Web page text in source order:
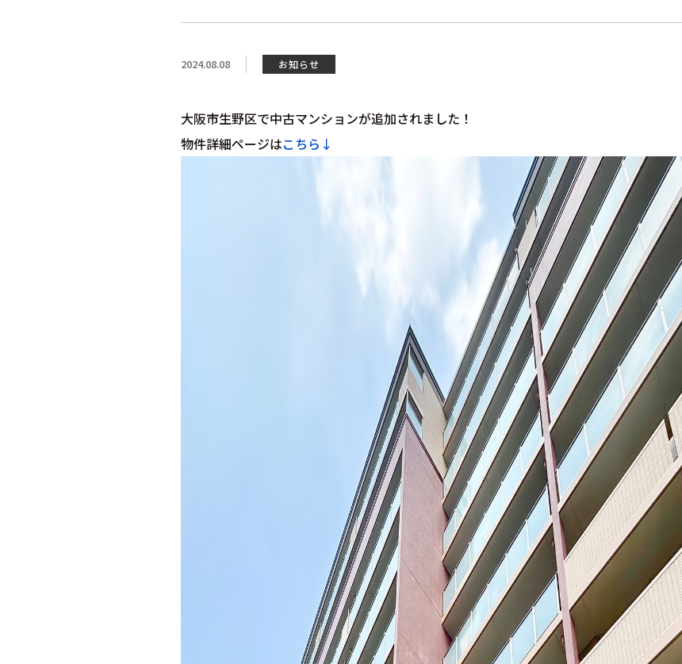
2024.08.08 お知らせ
大阪市生野区で中古マンションが追加されました！
物件詳細ページはこちら↓